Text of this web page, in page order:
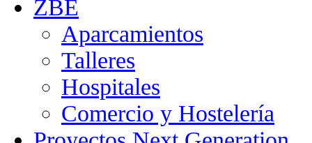
ZBE
Aparcamientos
Talleres
Hospitales
Comercio y Hostelería